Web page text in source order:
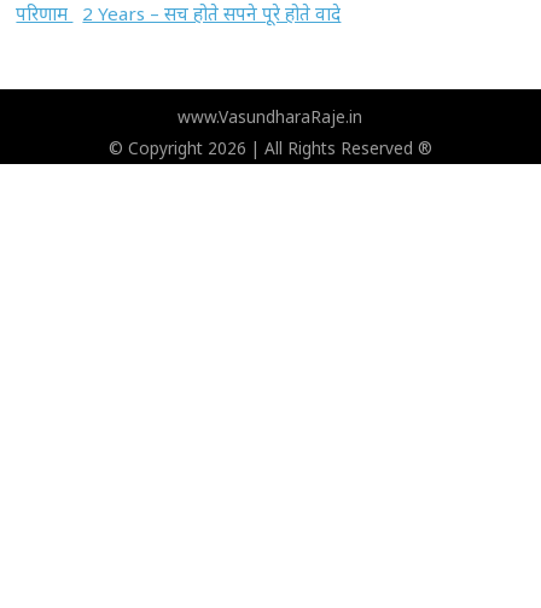
परिणाम
2 Years – सच होते सपने पूरे होते वादे
www.VasundharaRaje.in
© Copyright 2026 | All Rights Reserved ®